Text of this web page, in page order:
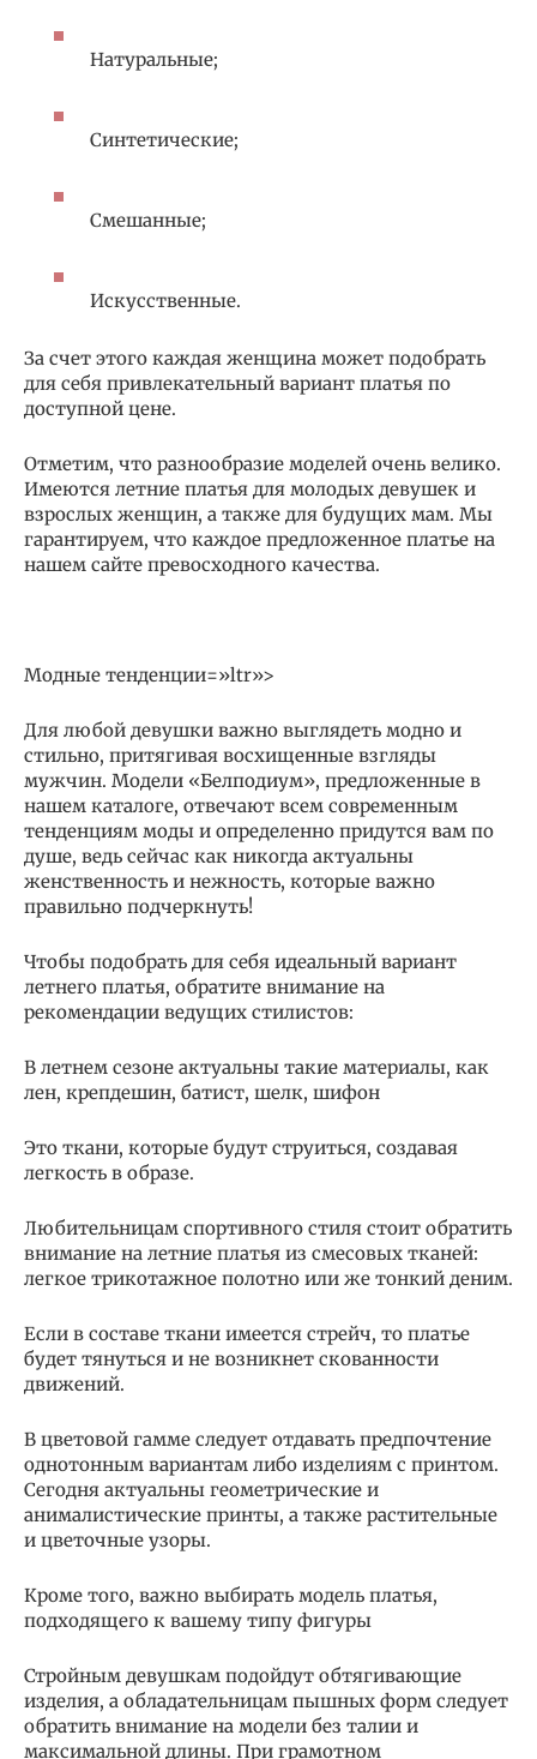
Натуральные;
Синтетические;
Смешанные;
Искусственные.
За счет этого каждая женщина может подобрать
для себя привлекательный вариант платья по
доступной цене.
Отметим, что разнообразие моделей очень велико.
Имеются летние платья для молодых девушек и
взрослых женщин, а также для будущих мам. Мы
гарантируем, что каждое предложенное платье на
нашем сайте превосходного качества.
Модные тенденции=»ltr»>
Для любой девушки важно выглядеть модно и
стильно, притягивая восхищенные взгляды
мужчин. Модели «Белподиум», предложенные в
нашем каталоге, отвечают всем современным
тенденциям моды и определенно придутся вам по
душе, ведь сейчас как никогда актуальны
женственность и нежность, которые важно
правильно подчеркнуть!
Чтобы подобрать для себя идеальный вариант
летнего платья, обратите внимание на
рекомендации ведущих стилистов:
В летнем сезоне актуальны такие материалы, как
лен, крепдешин, батист, шелк, шифон
Это ткани, которые будут струиться, создавая
легкость в образе.
Любительницам спортивного стиля стоит обратить
внимание на летние платья из смесовых тканей:
легкое трикотажное полотно или же тонкий деним.
Если в составе ткани имеется стрейч, то платье
будет тянуться и не возникнет скованности
движений.
В цветовой гамме следует отдавать предпочтение
однотонным вариантам либо изделиям с принтом.
Сегодня актуальны геометрические и
анималистические принты, а также растительные
и цветочные узоры.
Кроме того, важно выбирать модель платья,
подходящего к вашему типу фигуры
Стройным девушкам подойдут обтягивающие
изделия, а обладательницам пышных форм следует
обратить внимание на модели без талии и
максимальной длины. При грамотном